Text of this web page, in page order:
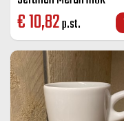
€10,82p.st.